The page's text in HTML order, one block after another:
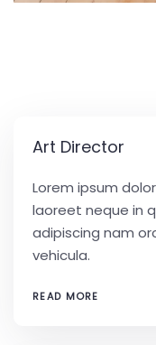
Art Director
Lorem ipsum
laoreet neque in
adipiscing nam
vehicula.
READ MORE